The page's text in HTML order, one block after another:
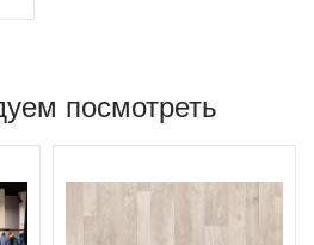
посмотреть